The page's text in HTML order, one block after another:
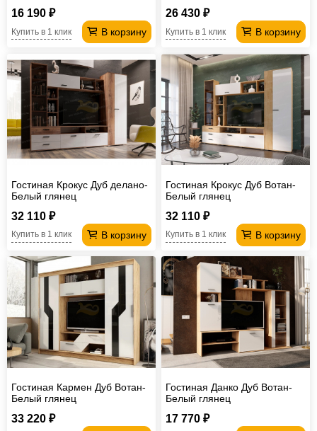
16 190 ₽
В корзину
Купить в 1 клик
26 430 ₽
В корзину
Купить в 1 клик
Гостиная Крокус Дуб делано-
Белый глянец
32 110 ₽
В корзину
Купить в 1 клик
Гостиная Крокус Дуб Вотан-
Белый глянец
32 110 ₽
В корзину
Купить в 1 клик
Гостиная Кармен Дуб Вотан-
Белый глянец
33 220 ₽
Гостиная Данко Дуб Вотан-
Белый глянец
17 770 ₽